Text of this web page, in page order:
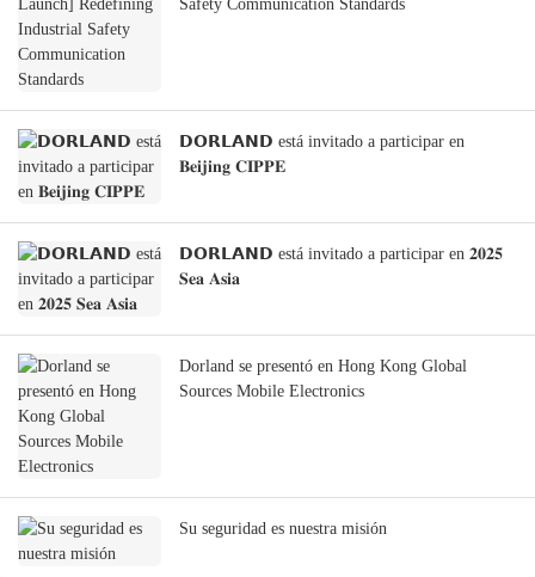
Safety Communication Standards
𝗗𝗢𝗥𝗟𝗔𝗡𝗗 está invitado a participar en
𝐁𝐞𝐢𝐣𝐢𝐧𝐠 𝐂𝐈𝐏𝐏𝐄
𝗗𝗢𝗥𝗟𝗔𝗡𝗗 está invitado a participar en 𝟐𝟎𝟐𝟓
𝐒𝐞𝐚 𝐀𝐬𝐢𝐚
Dorland se presentó en Hong Kong Global
Sources Mobile Electronics
Su seguridad es nuestra misión